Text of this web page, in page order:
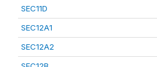
SEC11D
SEC12A1
SEC12A2